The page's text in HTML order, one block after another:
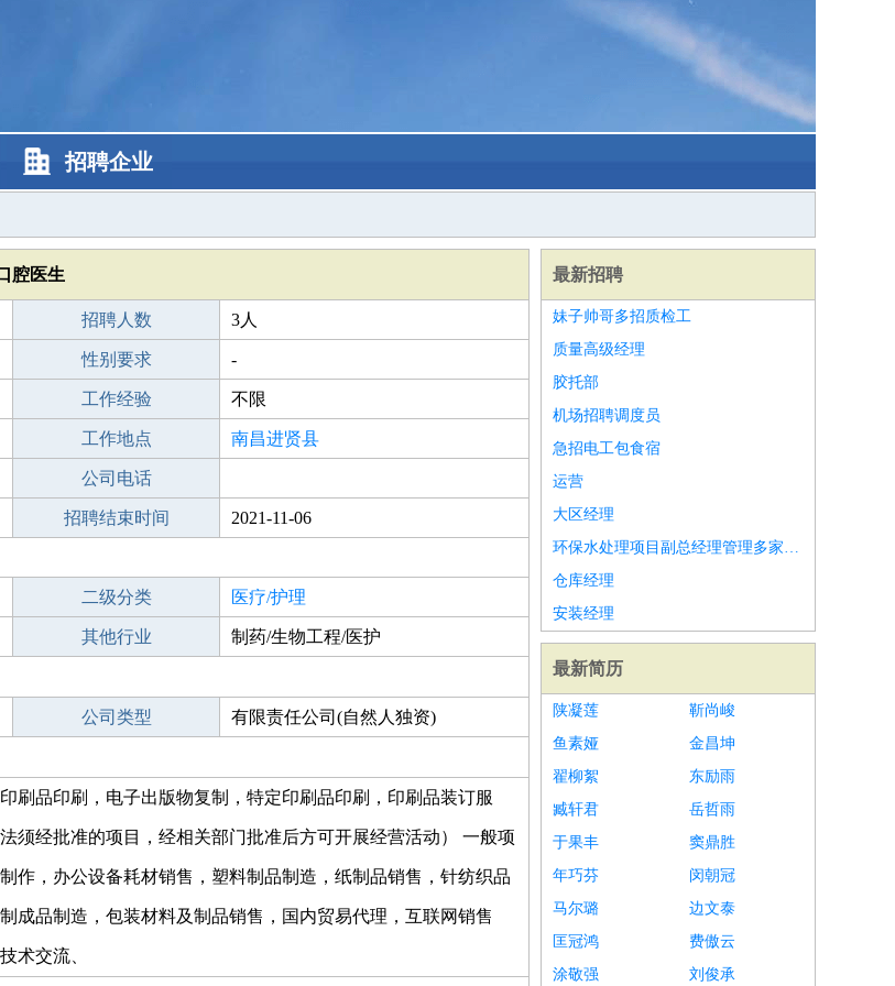
招聘企业
腔医生
招聘人数 3人
性别要求 -
工作经验 不限
工作地点 南昌进贤县
公司电话
招聘结束时间 2021-11-06
二级分类 医疗/护理
其他行业 制药/生物工程/医护
公司类型 有限责任公司(自然人独资)
刷品印刷，电子出版物复制，特定印刷品印刷，印刷品装订服
须经批准的项目，经相关部门批准后方可开展经营活动） 一般项
作，办公设备耗材销售，塑料制品制造，纸制品销售，针纺织品
成品制造，包装材料及制品销售，国内贸易代理，互联网销售
术交流、
最新招聘
妹子帅哥多招质检工
质量高级经理
胶托部
机场招聘调度员
急招电工包食宿
运营
大区经理
环保水处理项目副总经理管理多家水厂
仓库经理
安装经理
最新简历
陕凝莲
靳尚峻
鱼素娅
金昌坤
翟柳絮
东励雨
臧轩君
岳哲雨
于果丰
窦鼎胜
年巧芬
闵朝冠
马尔璐
边文泰
匡冠鸿
费傲云
涂敬强
刘俊承